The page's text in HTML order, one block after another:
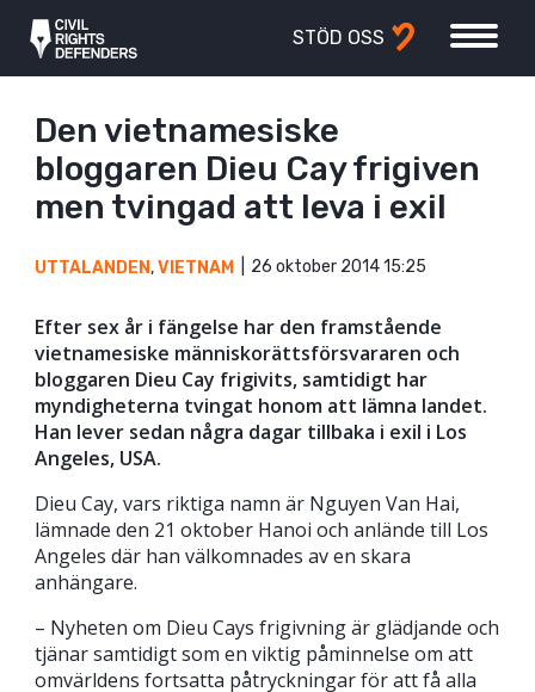
STÖD OSS
Den vietnamesiske
bloggaren Dieu Cay frigiven
men tvingad att leva i exil
UTTALANDEN,VIETNAM 26 oktober 2014 15:25
Efter sex år i fängelse har den framstående
vietnamesiske människorättsförsvararen och
bloggaren Dieu Cay frigivits, samtidigt har
myndigheterna tvingat honom att lämna landet.
Han lever sedan några dagar tillbaka i exil i Los
Angeles, USA.
Dieu Cay, vars riktiga namn är Nguyen Van Hai,
lämnade den 21 oktober Hanoi och anlände till Los
Angeles där han välkomnades av en skara
anhängare.
– Nyheten om Dieu Cays frigivning är glädjande och
tjänar samtidigt som en viktig påminnelse om att
omvärldens fortsatta påtryckningar för att få alla